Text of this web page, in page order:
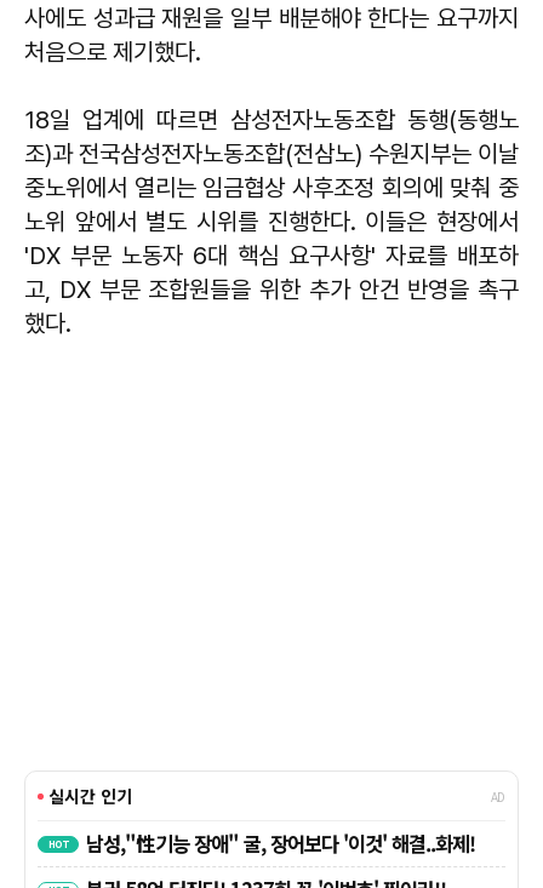
사에도 성과급 재원을 일부 배분해야 한다는 요구까지
처음으로 제기했다.
18일 업계에 따르면 삼성전자노동조합 동행(동행노
조)과 전국삼성전자노동조합(전삼노) 수원지부는 이날
중노위에서 열리는 임금협상 사후조정 회의에 맞춰 중
노위 앞에서 별도 시위를 진행한다. 이들은 현장에서
'DX 부문 노동자 6대 핵심 요구사항' 자료를 배포하
고, DX 부문 조합원들을 위한 추가 안건 반영을 촉구
했다.